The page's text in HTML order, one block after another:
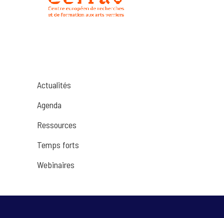
Actualités
Agenda
Ressources
Temps forts
Webinaires